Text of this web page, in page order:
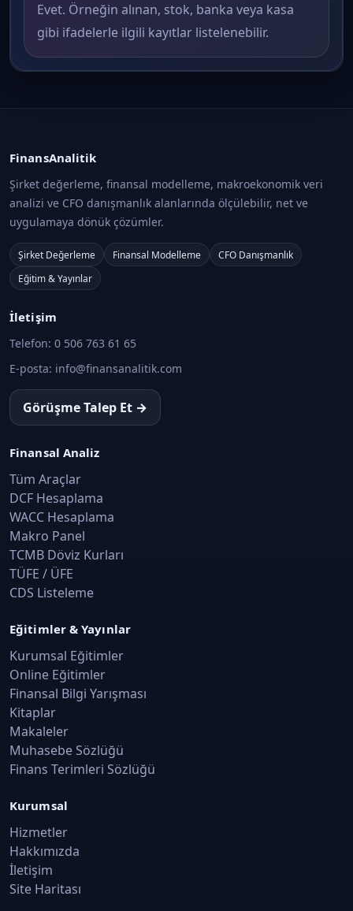
Evet. Örneğin alınan, stok, banka veya kasa
gibi ifadelerle ilgili kayıtlar listelenebilir.
FinansAnalitik
Şirket değerleme, finansal modelleme, makroekonomik veri
analizi ve CFO danışmanlık alanlarında ölçülebilir, net ve
uygulamaya dönük çözümler.
Şirket Değerleme Finansal Modelleme
CFO Danışmanlık
Eğitim & Yayınlar
İletişim
Telefon: 0 506 763 61 65
E-posta: info@finansanalitik.com
Görüşme Talep Et →
Finansal Analiz
Tüm Araçlar
DCF Hesaplama
WACC Hesaplama
Makro Panel
TCMB Döviz Kurları
TÜFE / ÜFE
CDS Listeleme
Eğitimler & Yayınlar
Kurumsal Eğitimler
Online Eğitimler
Finansal Bilgi Yarışması
Kitaplar
Makaleler
Muhasebe Sözlüğü
Finans Terimleri Sözlüğü
Kurumsal
Hizmetler
Hakkımızda
İletişim
Site Haritası